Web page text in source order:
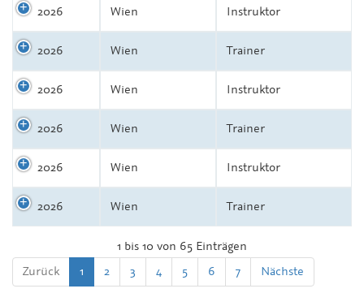
2026 Wien Instruktor
2026 Wien Trainer
2026 Wien Instruktor
2026 Wien Trainer
2026 Wien Instruktor
2026 Wien Trainer
1 bis 10 von 65 Einträgen
Zurück
1 2 3 4 5 6 7 Nächste